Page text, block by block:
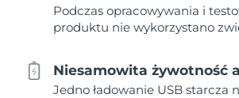
Podczas opracowywania i
produktu nie wykorzystano
Niesamowita żywotność
Jedno ładowanie USB starcza